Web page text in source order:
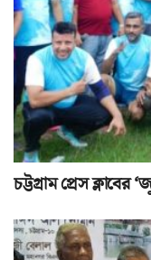
চট্টগ্রাম প্রেস ক্লাবের